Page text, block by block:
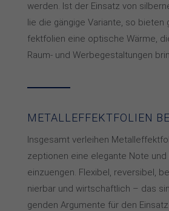
wer­den. Ist der Ein­satz von
lie die gän­gi­ge Va­rian­te, so
fekt­fo­lien eine op­ti­sche Wär­me,
Raum- und Wer­be­ge­stal­tun­gen
METALLEFFEKTFOLIEN
Insgesamt ver­lei­hen
zep­tio­nen eine ele­gan­te No­te
ein­zu­en­gen. Fle­xi­bel, re­ver­si­bel,
nier­bar und wirt­schaft­lich – das
gen­den Ar­gu­men­te für den